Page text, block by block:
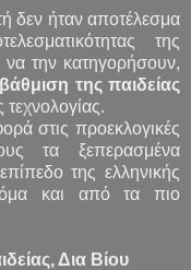
δεν ήταν αποτέλεσμα
της
την κατηγορήσουν,
της παιδείας
στις προεκλογικές
τα ξεπερασμένα
της ελληνικής
και από τα πιο
Δια Βίου